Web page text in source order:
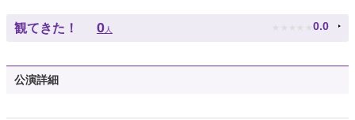
観てきた！ 0 人 ★ ★ ★ ★ ★ 0.0
公演詳細